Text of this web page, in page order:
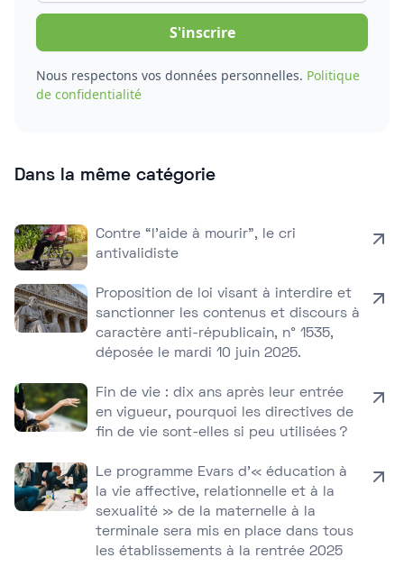
Nous respectons vos données personnelles. Politique
de confidentialité
Dans la même catégorie
Contre “l’aide à mourir”, le cri
antivalidiste
Proposition de loi visant à interdire et
sanctionner les contenus et discours à
caractère anti-républicain, n° 1535,
déposée le mardi 10 juin 2025.
Fin de vie : dix ans après leur entrée
en vigueur, pourquoi les directives de
fin de vie sont-elles si peu utilisées ?
Le programme Evars d’« éducation à
la vie affective, relationnelle et à la
sexualité » de la maternelle à la
terminale sera mis en place dans tous
les établissements à la rentrée 2025